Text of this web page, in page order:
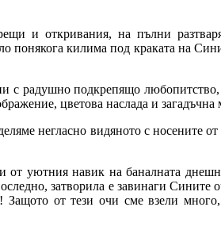
и откривания, на пълни
понякога килима под краката на
с радушно подкрепящо
цветова наслада и загадъчна
негласно видяното с носените от
от уютния навик на баналната
затворила е завинаги Сините
от тези очи сме взели